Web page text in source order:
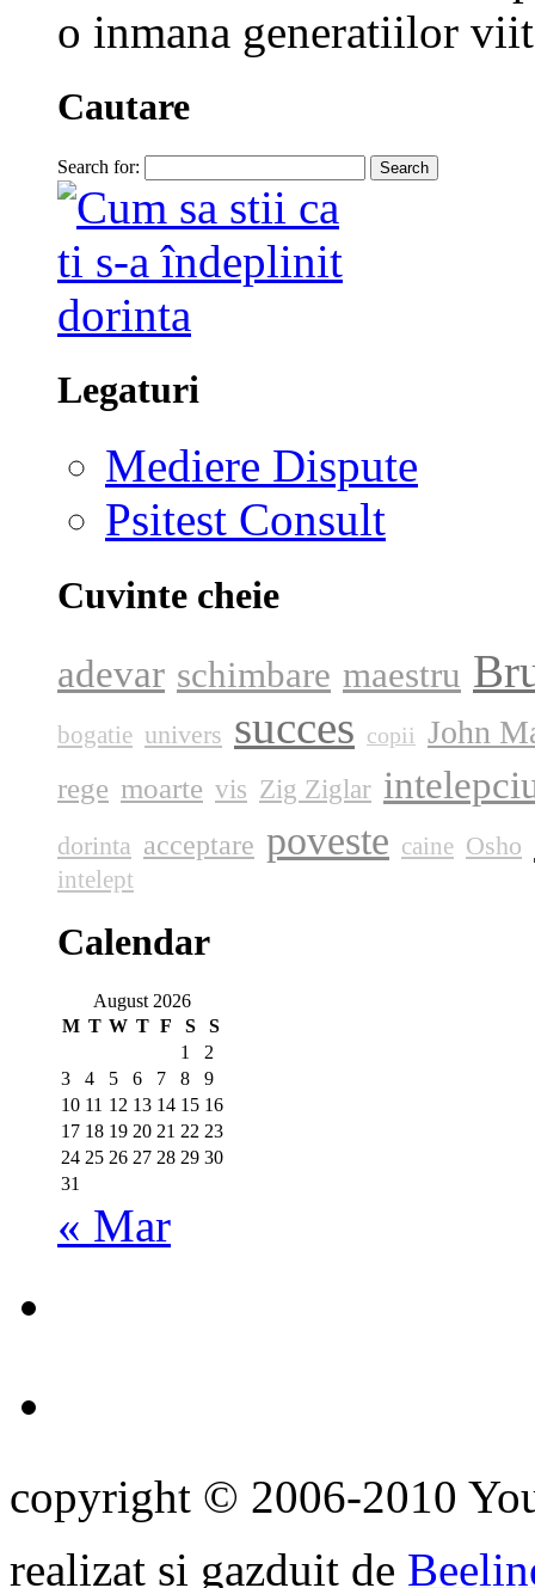
o inmana generatiilor
Cautare
Search for:
Legaturi
Mediere Dispute
Psitest Consult
Cuvinte cheie
adevar schimbare maestru
bogatie univers succes copii John
rege moarte vis Zig Ziglar
dorinta acceptare poveste caine Osho
intelept
Calendar
August 2026
M T W T F S
S
1
2
3
4 5 6 7 8
9
10 11 12 13 14 15 16
17 18 19 20 21 22 23
24 25 26 27 28 29 30
31
« Mar
copyright © 2006-2010
realizat si gazduit de